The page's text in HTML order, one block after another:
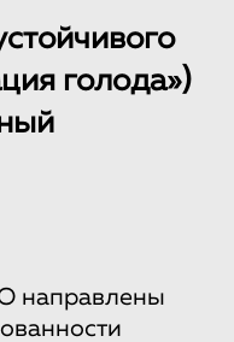
голода»)
направлены